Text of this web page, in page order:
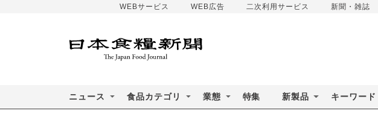
WEBサービス WEB広告 二次利用サービス 新聞・雑誌
ニュース 食品カテゴリ 業態 特集 新製品 キーワード